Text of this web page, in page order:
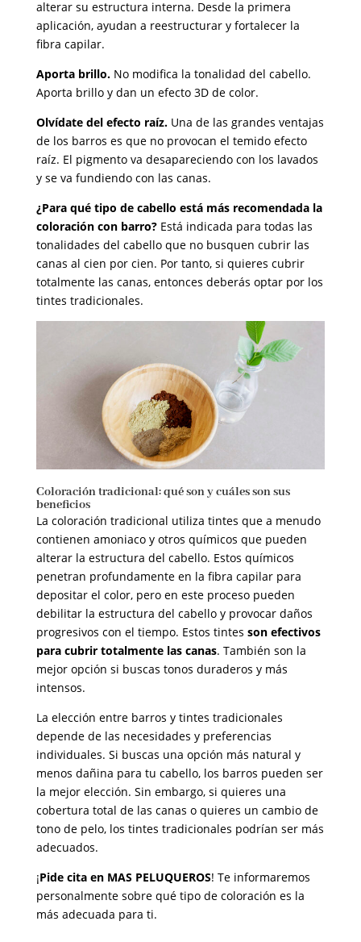
alterar su estructura interna. Desde la primera
aplicación, ayudan a reestructurar y fortalecer la
fibra capilar.
Aporta brillo. No modifica la tonalidad del cabello.
Aporta brillo y dan un efecto 3D de color.
Olvídate del efecto raíz. Una de las grandes ventajas
de los barros es que no provocan el temido efecto
raíz. El pigmento va desapareciendo con los lavados
y se va fundiendo con las canas.
¿Para qué tipo de cabello está más recomendada la
coloración con barro? Está indicada para todas las
tonalidades del cabello que no busquen cubrir las
canas al cien por cien. Por tanto, si quieres cubrir
totalmente las canas, entonces deberás optar por los
tintes tradicionales.
Coloración tradicional: qué son y cuáles son sus
beneficios
La coloración tradicional utiliza tintes que a menudo
contienen amoniaco y otros químicos que pueden
alterar la estructura del cabello. Estos químicos
penetran profundamente en la fibra capilar para
depositar el color, pero en este proceso pueden
debilitar la estructura del cabello y provocar daños
progresivos con el tiempo. Estos tintes son efectivos
para cubrir totalmente las canas. También son la
mejor opción si buscas tonos duraderos y más
intensos.
La elección entre barros y tintes tradicionales
depende de las necesidades y preferencias
individuales. Si buscas una opción más natural y
menos dañina para tu cabello, los barros pueden ser
la mejor elección. Sin embargo, si quieres una
cobertura total de las canas o quieres un cambio de
tono de pelo, los tintes tradicionales podrían ser más
adecuados.
¡Pide cita en MAS PELUQUEROS! Te informaremos
personalmente sobre qué tipo de coloración es la
más adecuada para ti.